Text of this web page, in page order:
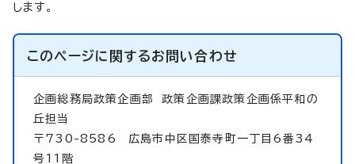
します。
このページに関するお問い合わせ
企画総務局政策企画部政策企画課政策企画係平和の
丘担当
〒730-8586 広島市中区国泰寺町一丁目6番34
号11階